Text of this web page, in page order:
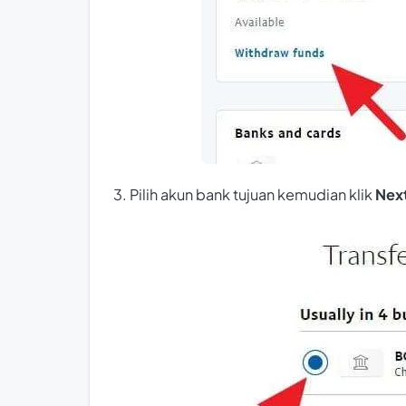
3. Pilih akun bank tujuan kemudian klik